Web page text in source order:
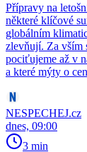
Přípravy na
některé klíčové
globálním
zlevňují. Za vším
pociťujeme až v
a které mýty o
NESPECHEJ.cz
dnes, 09:00
3 min